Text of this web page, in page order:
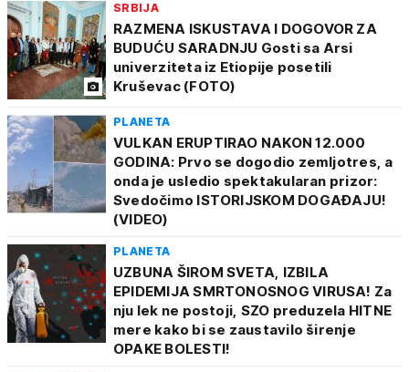
SRBIJA
RAZMENA ISKUSTAVA I DOGOVOR ZA
BUDUĆU SARADNJU Gosti sa Arsi
univerziteta iz Etiopije posetili
Kruševac (FOTO)
PLANETA
VULKAN ERUPTIRAO NAKON 12.000
GODINA: Prvo se dogodio zemljotres, a
onda je usledio spektakularan prizor:
Svedočimo ISTORIJSKOM DOGAĐAJU!
(VIDEO)
PLANETA
UZBUNA ŠIROM SVETA, IZBILA
EPIDEMIJA SMRTONOSNOG VIRUSA! Za
nju lek ne postoji, SZO preduzela HITNE
mere kako bi se zaustavilo širenje
OPAKE BOLESTI!